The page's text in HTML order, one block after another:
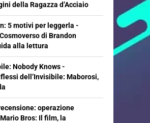
della Ragazza d’Acciaio
5 motivi per leggerla -
di Brandon
alla lettura
Nobody Knows -
dell’Invisibile: Maborosi,
operazione
Bros: Il film, la